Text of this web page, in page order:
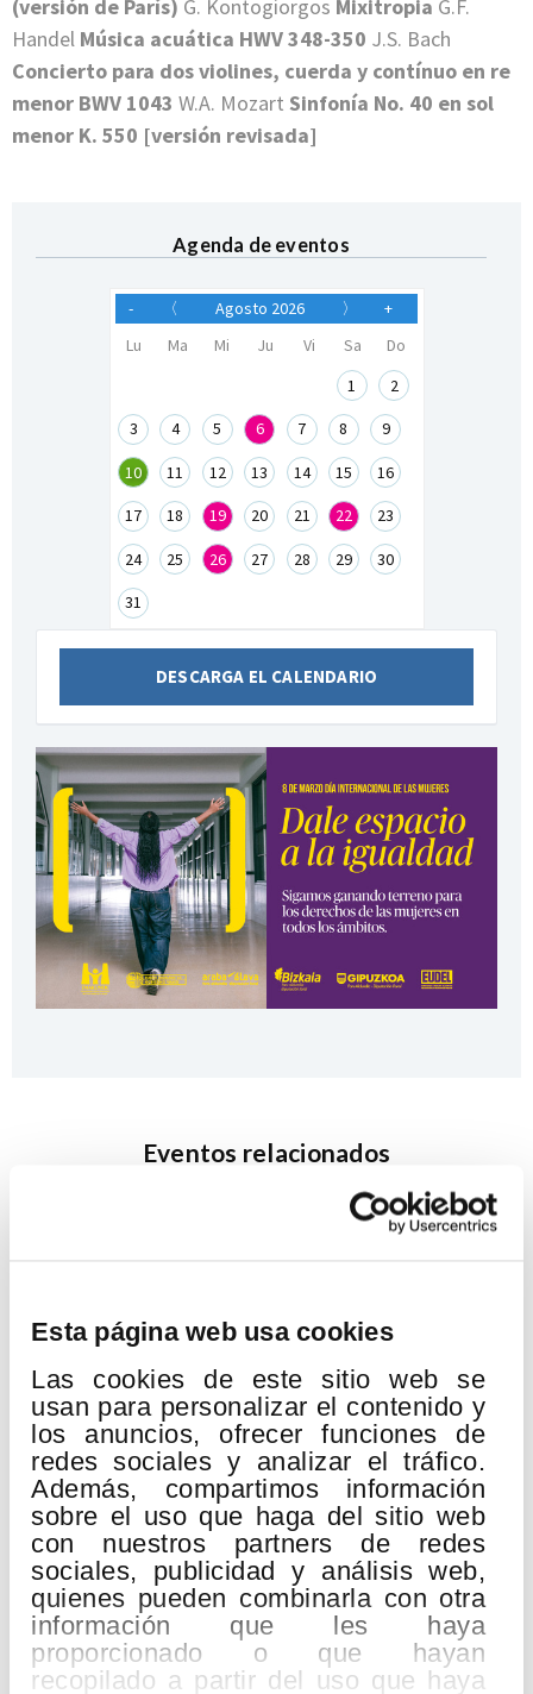
Esta página web usa cookies
Las cookies de este sitio web se
usan para personalizar el contenido y
los anuncios, ofrecer funciones de
redes sociales y analizar el tráfico.
Además, compartimos información
sobre el uso que haga del sitio web
con nuestros partners de redes
sociales, publicidad y análisis web,
quienes pueden combinarla con otra
información que les haya
proporcionado o que hayan
recopilado a partir del uso que haya
(versión de París) G. Kontogiorgos Mixitropia G.F.
Handel Música acuática HWV 348-350 J.S. Bach
Concierto para dos violines, cuerda y contínuo en re
menor BWV 1043 W.A. Mozart Sinfonía No. 40 en sol
menor K. 550 [versión revisada]
Agenda de eventos
- 〈 Agosto 2026 〉
+
Lu
Ma Mi Ju Vi Sa
Do
1
2
3 4 5 6 7 8 9
10 11 12 13 14 15 16
17 18 19 20 21 22 23
24 25 26 27 28 29 30
31
DESCARGA EL CALENDARIO
Eventos relacionados
19
QUINCENA MUSICAL DONOSTIARRA
Lugar:Kursaal
H. Berlioz: Gran Misa de Muertos «Réquiem» op.5